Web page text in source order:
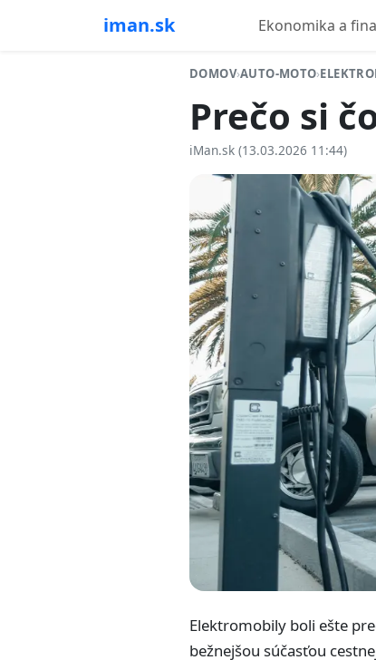
iman.sk Ekonomika a
DOMOV›AUTO-MOTO›
Prečo si
iMan.sk (13.03.2026 11:44)
Elektromobily boli ešte
bežnejšou súčasťou